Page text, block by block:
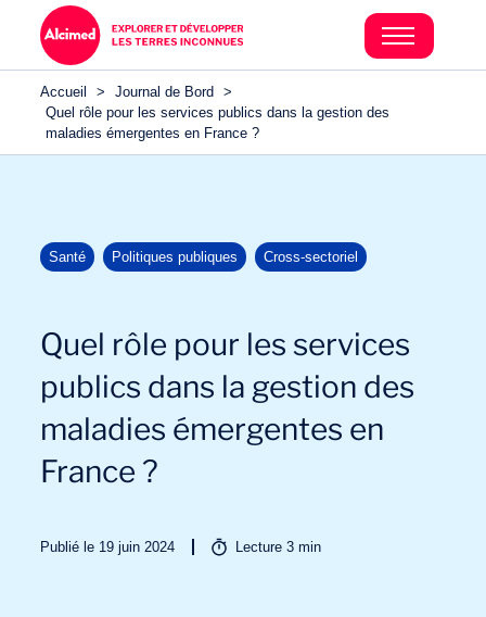
Accueil > Journal de Bord
>
Quel rôle pour les services publics dans la gestion des
maladies émergentes en France ?
Santé Politiques publiques Cross-sectoriel
Quel rôle pour les services
publics dans la gestion des
maladies émergentes en
France ?
Publié le 19 juin 2024 Lecture3 min